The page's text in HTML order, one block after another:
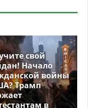
свой
Начало
войны
Трамп
в